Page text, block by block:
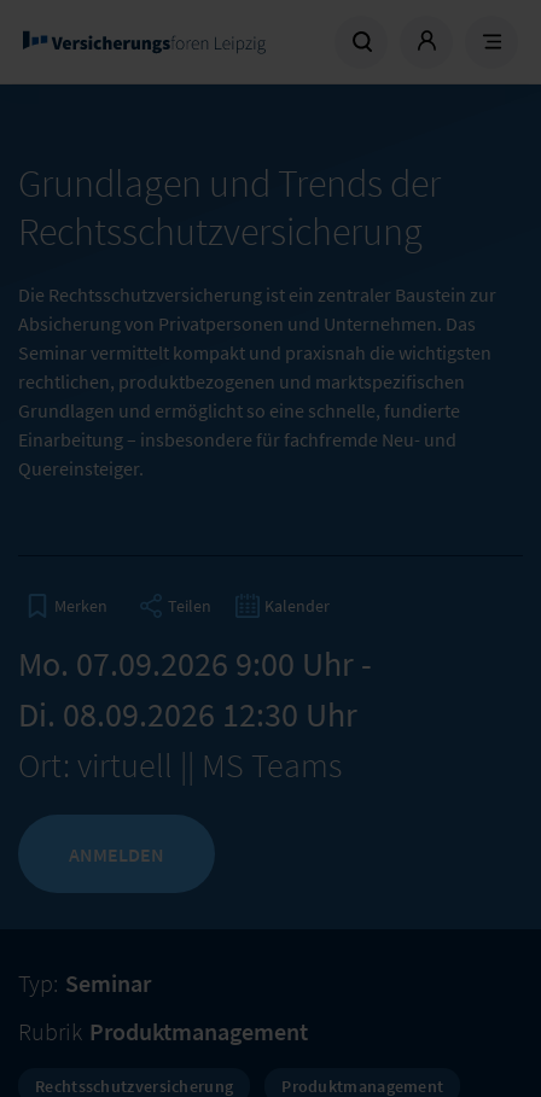
Grundlagen und Trends der
Rechtsschutzversicherung
Die Rechtsschutzversicherung ist ein zentraler Baustein zur
Absicherung von Privatpersonen und Unternehmen. Das
Seminar vermittelt kompakt und praxisnah die wichtigsten
rechtlichen, produktbezogenen und marktspezifischen
Grundlagen und ermöglicht so eine schnelle, fundierte
Einarbeitung – insbesondere für fachfremde Neu- und
Quereinsteiger.
Merken Teilen Kalender
Mo. 07.09.2026 9:00 Uhr -
Di. 08.09.2026 12:30 Uhr
Ort: virtuell || MS Teams
ANMELDEN
Typ: Seminar
Rubrik Produktmanagement
Rechtsschutzversicherung Produktmanagement